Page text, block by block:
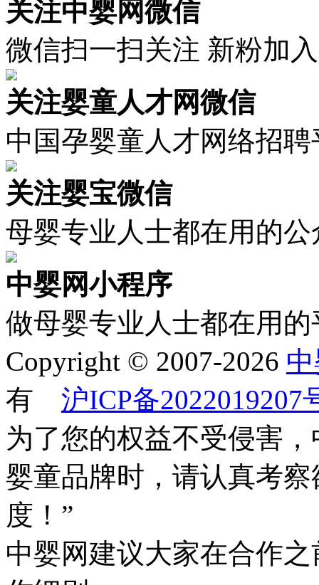
关注中婴网微信
微信扫一扫关注 新粉加
关注婴童人才网微信
中国孕婴童人才网络招聘
关注婴宝微信
母婴专业人士都在用的公
中婴网小程序
做母婴专业人士都在用的
Copyright © 2007-2026
有 沪ICP备2022019207
为了您的权益不受侵害
婴童品牌时，请认真考
度！”
中婴网建议大家在合作